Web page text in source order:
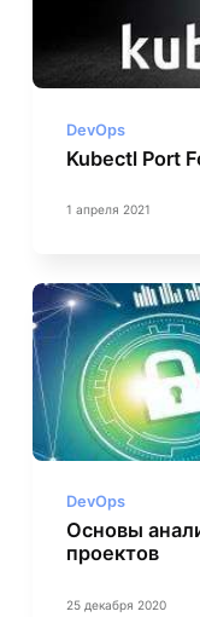
DevOps
Kubectl Port
1 апреля 2021
DevOps
Основы
проектов
25 декабря 2020